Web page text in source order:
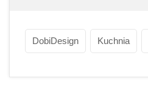
DobiDesign Kuchnia